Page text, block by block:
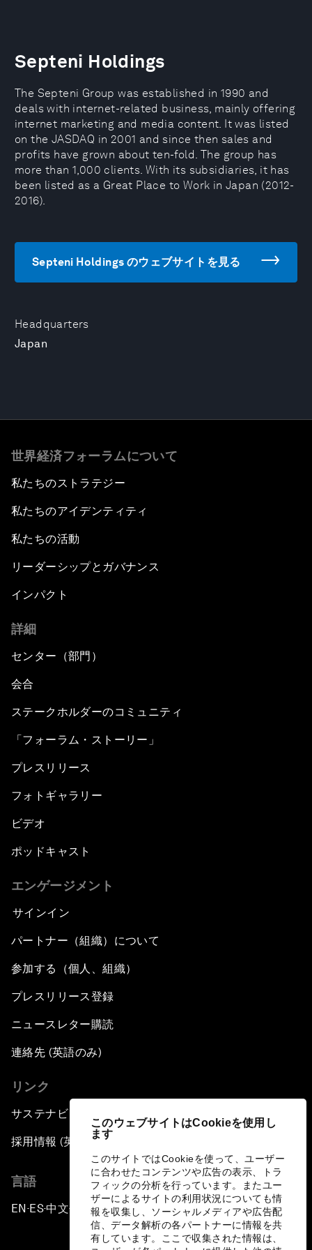
このウェブサイトはCookieを使用し
ます
このサイトではCookieを使って、ユーザー
に合わせたコンテンツや広告の表示、トラ
フィックの分析を行っています。またユー
ザーによるサイトの利用状況についても情
報を収集し、ソーシャルメディアや広告配
信、データ解析の各パートナーに情報を共
有しています。ここで収集された情報は、
Headquarters
Japan
Septeni Holdings
The Septeni Group was established in 1990 and
deals with internet-related business, mainly offering
internet marketing and media content. It was listed
on the JASDAQ in 2001 and since then sales and
profits have grown about ten-fold. The group has
more than 1,000 clients. With its subsidiaries, it has
been listed as a Great Place to Work in Japan (2012-
2016).
Septeni Holdings のウェブサイトを見る
世界経済フォーラムについて
私たちのストラテジー
私たちのアイデンティティ
私たちの活動
リーダーシップとガバナンス
インパクト
詳細
センター（部門）
会合
ステークホルダーのコミュニティ
「フォーラム・ストーリー」
プレスリリース
フォトギャラリー
ビデオ
ポッドキャスト
エンゲージメント
サインイン
パートナー（組織）について
参加する（個人、組織）
プレスリリース登録
ニュースレター購読
連絡先 (英語のみ)
リンク
サステナビリティへの取り組み
採用情報 (英語のみ)
言語
EN ▪ES▪中文▪ 日本語